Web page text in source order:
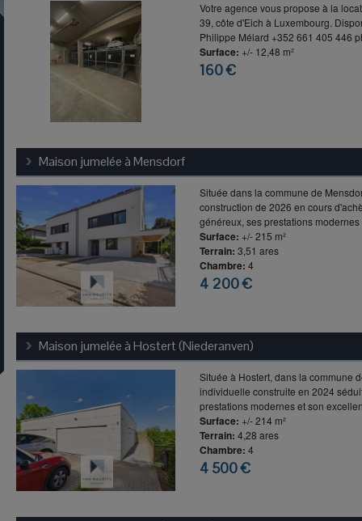
Votre agence vous propose à la
39, côte d'Eich à Luxembourg.
Philippe Mélard +352 661 405 446
Surface: +/- 12,48 m²
160 €
Maison jumelée àMensdorf
Située dans la commune de
construction de 2026 en cours
généreux, ses prestations
Surface: +/- 215 m²
Terrain: 3,51 ares
Chambre: 4
4 200 €
Maison jumelée àHostert (Niederanven)
Située à Hostert, dans la commune
individuelle construite en 2024
prestations modernes et son
Surface: +/- 214 m²
Terrain: 4,28 ares
Chambre: 4
4 500 €